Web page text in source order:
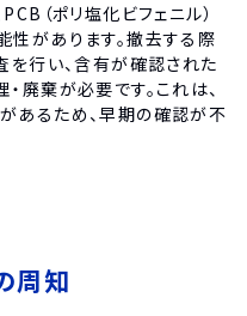
（ポリ塩化ビフェニル）
があります。撤去する際
を行い、含有が確認された
廃棄が必要です。これは、
あるため、早期の確認が不
周知